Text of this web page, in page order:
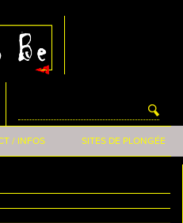
/ INFOS SITES DE PLONGÉE